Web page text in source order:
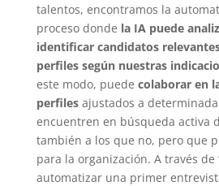
talentos, encontramos la
proceso donde la IA puede
identificar candidatos
perfiles según nuestras
este modo, puede colaborar en
perfilesajustados a
encuentren en búsqueda activa
también a los que no, pero que
para la organización. A través de
automatizar una primer